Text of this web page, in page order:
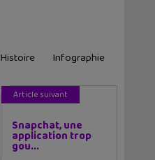
Histoire Infographie
Article suivant
Snapchat, une
application trop
gou...